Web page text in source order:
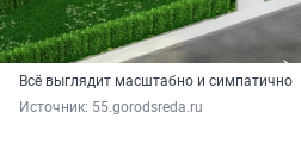
Всё выглядит масштабно и симпатично
Источник: 55.gorodsreda.ru